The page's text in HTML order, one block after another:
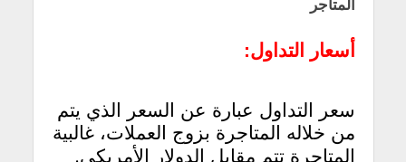
المتاجر
أسعار التداول:
سعر التداول عبارة عن السعر الذي يتم
من خلاله المتاجرة بزوج العملات، غالبية
المتاجرة تتم مقابل الدولار الأمريكي.